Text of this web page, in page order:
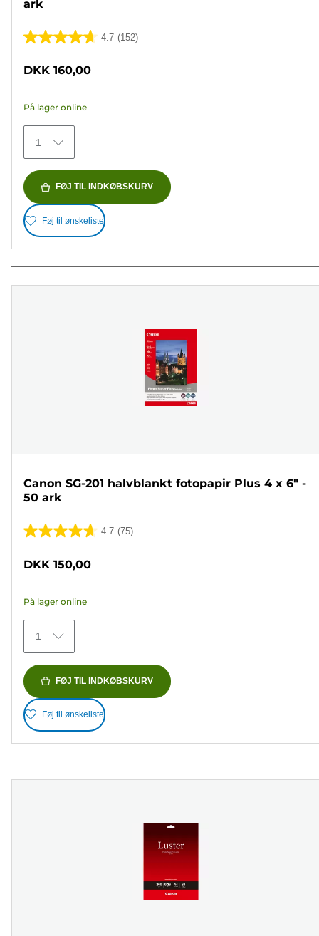
ark
4.7 (152)
4.7
stjerner.
152
anmeldelser
DKK 160,00
På lager online
1
FØJ TIL INDKØBSKURV
Føj til ønskeliste
Canon SG-201 halvblankt fotopapir Plus 4 x 6" -
50 ark
4.7 (75)
4.7
af
stjerner.
75
anmeldelser
DKK 150,00
På lager online
1
FØJ TIL INDKØBSKURV
Føj til ønskeliste